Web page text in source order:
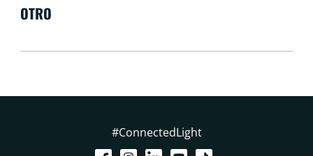
OTRO
#ConnectedLight